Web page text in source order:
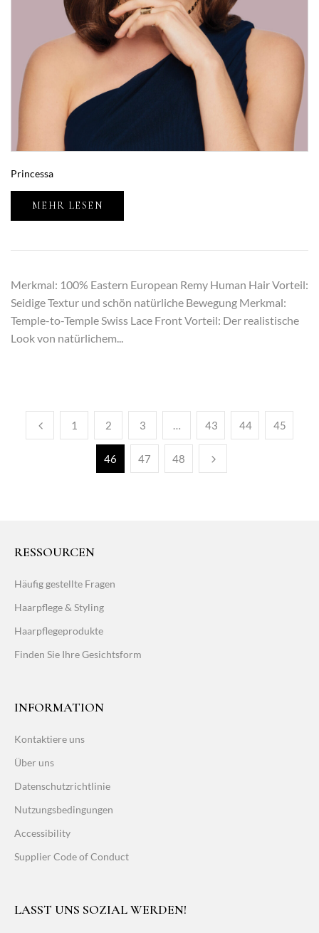
Princessa
MEHR LESEN
Merkmal: 100% Eastern European Remy Human Hair Vorteil:
Seidige Textur und schön natürliche Bewegung Merkmal:
Temple-to-Temple Swiss Lace Front Vorteil: Der realistische
Look von natürlichem...
1 2 3 … 43 44 45
46 47 48
RESSOURCEN
Häufig gestellte Fragen
Haarpflege & Styling
Haarpflegeprodukte
Finden Sie Ihre Gesichtsform
INFORMATION
Kontaktiere uns
Über uns
Datenschutzrichtlinie
Nutzungsbedingungen
Accessibility
Supplier Code of Conduct
LASST UNS SOZIAL WERDEN!